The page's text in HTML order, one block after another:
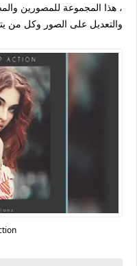
، هذا المجموعة للمصورين
والتعديل على الصور وكل من